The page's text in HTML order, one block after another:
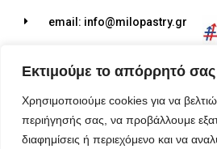
Εκτιμούμε το απόρρητό σας
Χρησιμοποιούμε cookies για να
περιήγησής σας, να προβάλλουμε
διαφημίσεις ή περιεχόμενο και να
email: info@milopastry.gr
© 2026 ALL RIGHTS